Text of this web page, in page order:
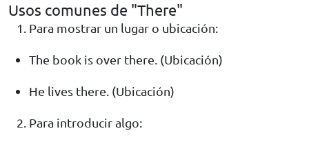
Usos comunes de "There"
Para mostrar un lugar o ubicación:
The book is over there. (Ubicación)
He lives there. (Ubicación)
Para introducir algo: